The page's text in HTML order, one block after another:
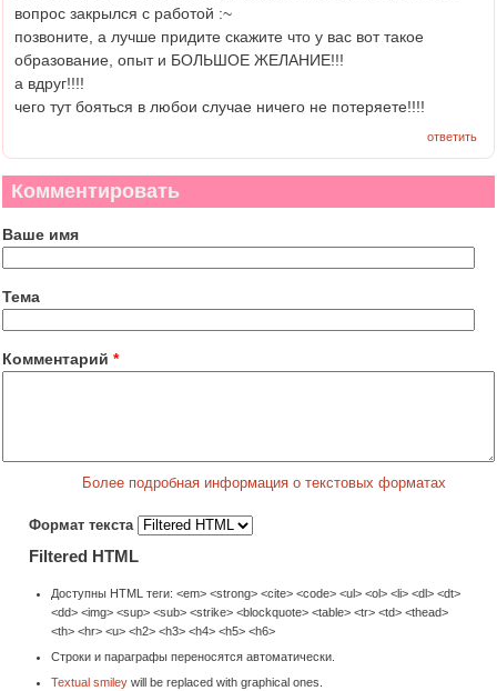
вопрос закрылся с работой :~
позвоните, а лучше придите скажите что у вас вот такое
образование, опыт и БОЛЬШОЕ ЖЕЛАНИЕ!!!
а вдруг!!!!
чего тут бояться в любои случае ничего не потеряете!!!!
ответить
Комментировать
Ваше имя
Тема
Комментарий *
Более подробная информация о текстовых форматах
Формат текста
Filtered HTML
Доступны HTML теги: <em> <strong> <cite> <code> <ul> <ol> <li> <dl> <dt>
<dd> <img> <sup> <sub> <strike> <blockquote> <table> <tr> <td> <thead>
<th> <hr> <u> <h2> <h3> <h4> <h5> <h6>
Строки и параграфы переносятся автоматически.
Textual smileywill be replaced with graphical ones.